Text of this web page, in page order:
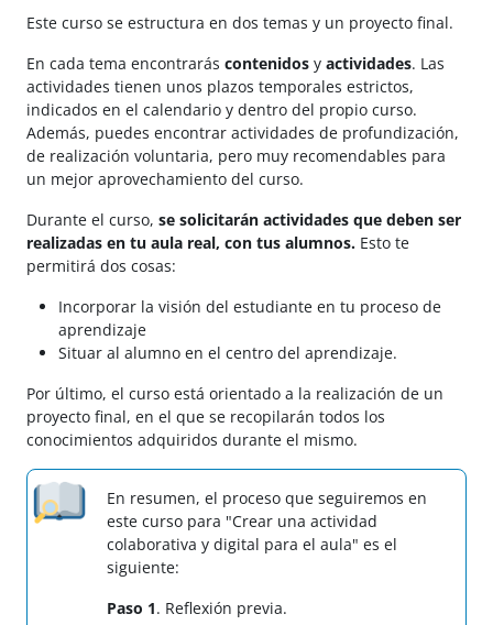
Este curso se estructura en dos temas y un proyecto final.
En cada tema encontrarás contenidos y actividades. Las
actividades tienen unos plazos temporales estrictos,
indicados en el calendario y dentro del propio curso.
Además, puedes encontrar actividades de profundización,
de realización voluntaria, pero muy recomendables para
un mejor aprovechamiento del curso.
Durante el curso, se solicitarán actividades que deben ser
realizadas en tu aula real, con tus alumnos. Esto te
permitirá dos cosas:
Incorporar la visión del estudiante en tu proceso de
aprendizaje
Situar al alumno en el centro del aprendizaje.
Por último, el curso está orientado a la realización de un
proyecto final, en el que se recopilarán todos los
conocimientos adquiridos durante el mismo.
En resumen, el proceso que seguiremos en
este curso para "Crear una actividad
colaborativa y digital para el aula" es el
siguiente:
Paso 1. Reflexión previa.